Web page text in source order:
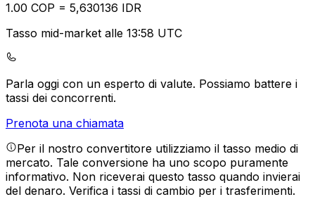
1.00 COP = 5,630136 IDR
Tasso mid-market alle 13:58 UTC
Parla oggi con un esperto di valute. Possiamo battere i
tassi dei concorrenti.
Prenota una chiamata
Per il nostro convertitore utilizziamo il tasso medio di
mercato. Tale conversione ha uno scopo puramente
informativo. Non riceverai questo tasso quando invierai
del denaro. Verifica i tassi di cambio per i trasferimenti.